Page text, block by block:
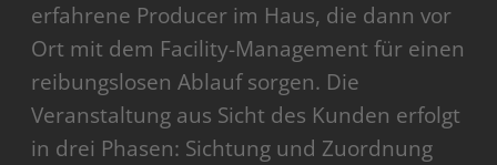
erfahrene Producer im Haus, die dann vor
Ort mit dem Facility-Management für einen
reibungslosen Ablauf sorgen. Die
Veranstaltung aus Sicht des Kunden erfolgt
in drei Phasen: Sichtung und Zuordnung